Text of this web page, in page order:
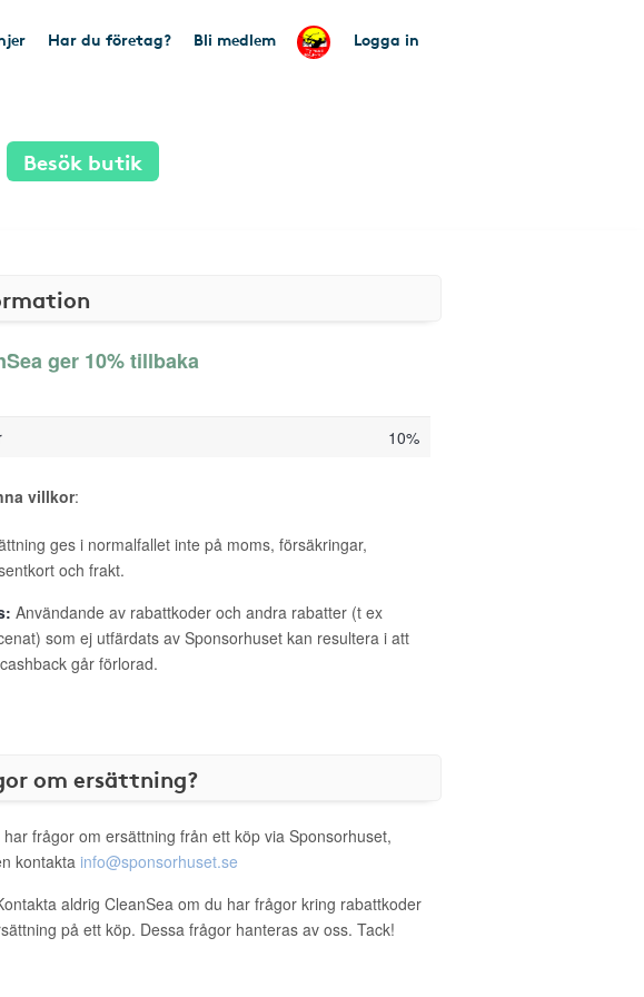
Har du företag? Bli medlem Logga in
Besök butik
ger 10% tillbaka
10%
villkor:
ges i normalfallet inte på moms, försäkringar,
och frakt.
Användande av rabattkoder och andra rabatter (t ex
som ej utfärdats av Sponsorhuset kan resultera i att
går förlorad.
om ersättning?
frågor om ersättning från ett köp via Sponsorhuset,
kontakta info@sponsorhuset.se
aldrig CleanSea om du har frågor kring rabattkoder
på ett köp. Dessa frågor hanteras av oss. Tack!